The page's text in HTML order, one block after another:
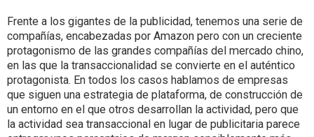
Frente a los gigantes de la publicidad, tenemos una serie de
compañías, encabezadas por Amazon pero con un creciente
protagonismo de las grandes compañías del mercado chino,
en las que la transaccionalidad se convierte en el auténtico
protagonista. En todos los casos hablamos de empresas
que siguen una estrategia de plataforma, de construcción de
un entorno en el que otros desarrollan la actividad, pero que
la actividad sea transaccional en lugar de publicitaria parece